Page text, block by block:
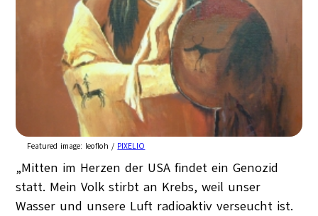
Featured image: leofloh / PIXELIO
„Mitten im Herzen der USA findet ein Genozid
statt. Mein Volk stirbt an Krebs, weil unser
Wasser und unsere Luft radioaktiv verseucht ist.